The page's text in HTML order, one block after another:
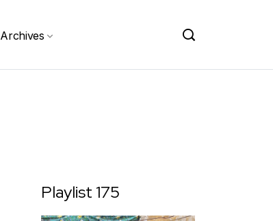
Archives
Playlist 175